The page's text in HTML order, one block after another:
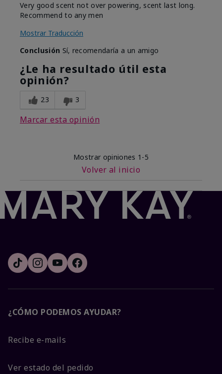
Very good scent not over powering, scent last long.
Recommend to any men
Mostrar Traducción
Conclusión Sí, recomendaría a un amigo
¿Le ha resultado útil esta
opinión?
23 3
Marcar esta opinión
Mostrar opiniones 1-5
Volver al inicio
¿CÓMO PODEMOS AYUDAR?
Recibe e-mails
Ver estado del pedido